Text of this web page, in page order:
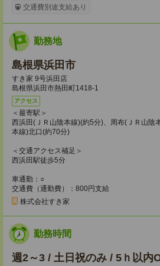
交通費別途支給あり
勤務地
島根県浜田市
すき家 9号浜田店
島根県浜田市熱田町1418-1
アクセス
＜最寄駅＞
西浜田(ＪＲ山陰本線)(約5分)、周布(ＪＲ山陰
本線)北口(約70分)
＜交通アクセス補足＞
西浜田駅徒歩5分
車通勤：○
交通費（通勤費）：800円支給
株式会社すき家
勤務時間
週2～3 / 土日祝のみ / 5ｈ以内